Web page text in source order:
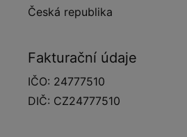
Česká republika
Fakturační údaje
IČO: 24777510
DIČ: CZ24777510